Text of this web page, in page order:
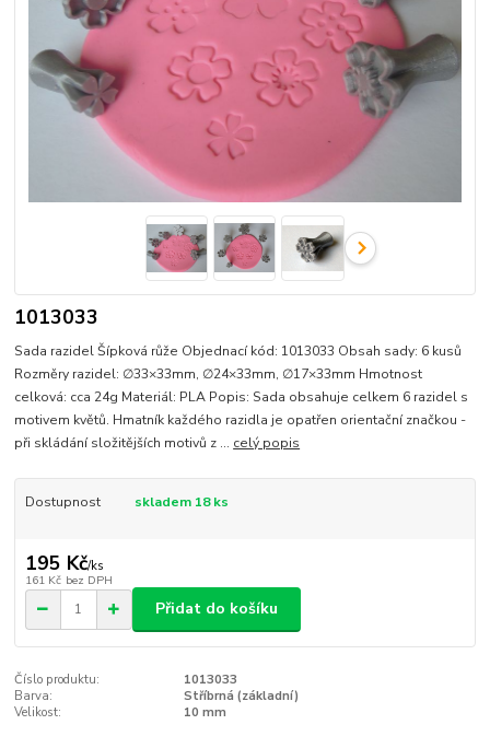
1013033
Sada razidel Šípková růže Objednací kód: 1013033 Obsah sady: 6 kusů
Rozměry razidel: ∅33×33mm, ∅24×33mm, ∅17×33mm Hmotnost
celková: cca 24g Materiál: PLA Popis: Sada obsahuje celkem 6 razidel s
motivem květů. Hmatník každého razidla je opatřen orientační značkou -
při skládání složitějších motivů z ... celý popis
Dostupnost skladem 18 ks
195 Kč/ks
161 Kč bez DPH
Přidat do košíku
Číslo produktu:
1013033
Barva:
Stříbrná (základní)
Velikost:
10 mm